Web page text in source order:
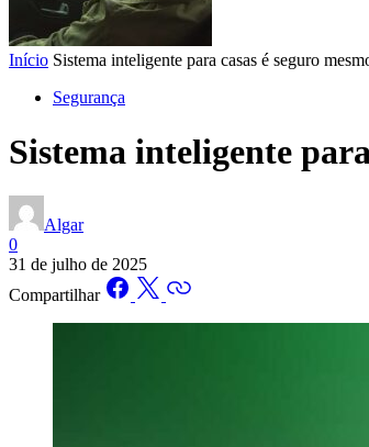
Início Sistema inteligente para casas é seguro
Segurança
Sistema inteligente
Algar
0
31 de julho de 2025
Compartilhar